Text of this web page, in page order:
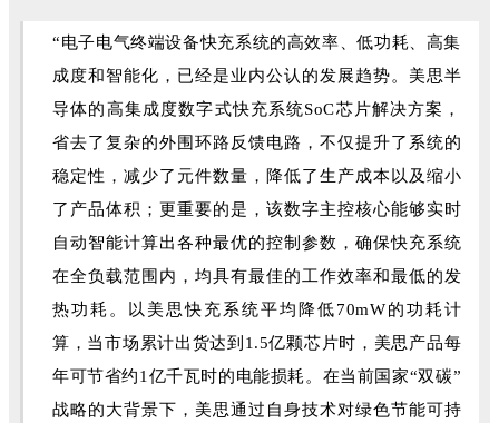
“电子电气终端设备快充系统的高效率、低功耗、高集
成度和智能化，已经是业内公认的发展趋势。美思半
导体的高集成度数字式快充系统SoC芯片解决方案，
省去了复杂的外围环路反馈电路，不仅提升了系统的
稳定性，减少了元件数量，降低了生产成本以及缩小
了产品体积；更重要的是，该数字主控核心能够实时
自动智能计算出各种最优的控制参数，确保快充系统
在全负载范围内，均具有最佳的工作效率和最低的发
热功耗。以美思快充系统平均降低70mW的功耗计
算，当市场累计出货达到1.5亿颗芯片时，美思产品每
年可节省约1亿千瓦时的电能损耗。在当前国家“双碳”
战略的大背景下，美思通过自身技术对绿色节能可持